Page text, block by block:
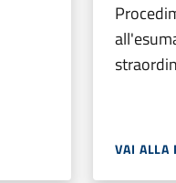
VAI ALLA